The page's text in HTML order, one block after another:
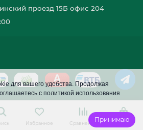
для вашего удобства. Продолжая
с политикой использования
Принимаю
проезд 15Б офис 204
Избранное Сравнение Корзина